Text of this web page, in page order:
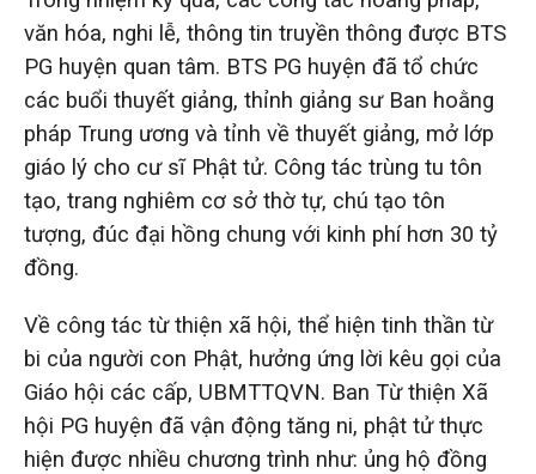
văn hóa, nghi lễ, thông tin truyền thông được BTS
PG huyện quan tâm. BTS PG huyện đã tổ chức
các buổi thuyết giảng, thỉnh giảng sư Ban hoằng
pháp Trung ương và tỉnh về thuyết giảng, mở lớp
giáo lý cho cư sĩ Phật tử. Công tác trùng tu tôn
tạo, trang nghiêm cơ sở thờ tự, chú tạo tôn
tượng, đúc đại hồng chung với kinh phí hơn 30 tỷ
đồng.
Về công tác từ thiện xã hội, thể hiện tinh thần từ
bi của người con Phật, hưởng ứng lời kêu gọi của
Giáo hội các cấp, UBMTTQVN. Ban Từ thiện Xã
hội PG huyện đã vận động tăng ni, phật tử thực
hiện được nhiều chương trình như: ủng hộ đồng